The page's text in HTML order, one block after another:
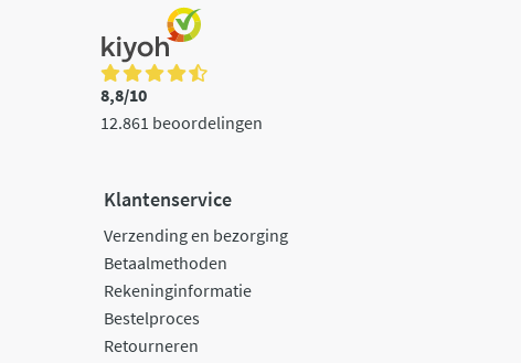
8,8/10
12.861 beoordelingen
Klantenservice
Verzending en bezorging
Betaalmethoden
Rekeninginformatie
Bestelproces
Retourneren